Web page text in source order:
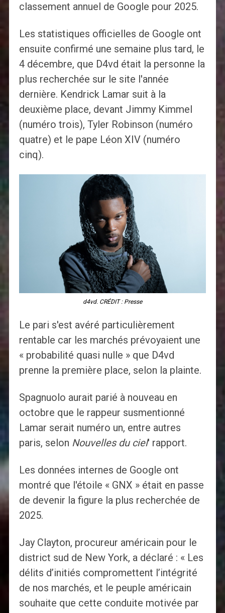
classement annuel de Google pour 2025.
Les statistiques officielles de Google ont
ensuite confirmé une semaine plus tard, le
4 décembre, que D4vd était la personne la
plus recherchée sur le site l'année
dernière. Kendrick Lamar suit à la
deuxième place, devant Jimmy Kimmel
(numéro trois), Tyler Robinson (numéro
quatre) et le pape Léon XIV (numéro
cinq).
d4vd. CRÉDIT : Presse
Le pari s'est avéré particulièrement
rentable car les marchés prévoyaient une
« probabilité quasi nulle » que D4vd
prenne la première place, selon la plainte.
Spagnuolo aurait parié à nouveau en
octobre que le rappeur susmentionné
Lamar serait numéro un, entre autres
paris, selon Nouvelles du ciel' rapport.
Les données internes de Google ont
montré que l'étoile « GNX » était en passe
de devenir la figure la plus recherchée de
2025.
Jay Clayton, procureur américain pour le
district sud de New York, a déclaré : « Les
délits d’initiés compromettent l’intégrité
de nos marchés, et le peuple américain
souhaite que cette conduite motivée par